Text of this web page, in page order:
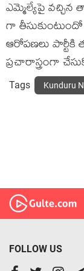
ఎమ్మెల్యేపై
గా
ఆరోపణలు
ప్రచారాస్త్రంగా
Tags Kunduru
FOLLOW US